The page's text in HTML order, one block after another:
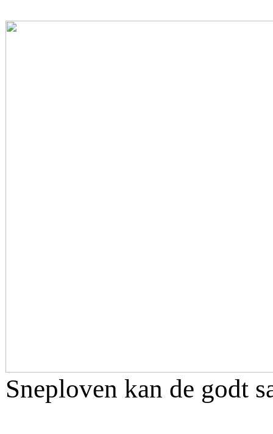
Sneploven kan de godt